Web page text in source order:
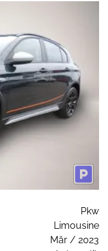
Pkw
Limousine
Mär / 2023